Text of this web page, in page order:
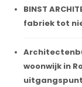
BINST
fabriek tot
woonwijk in
uitgangspunt